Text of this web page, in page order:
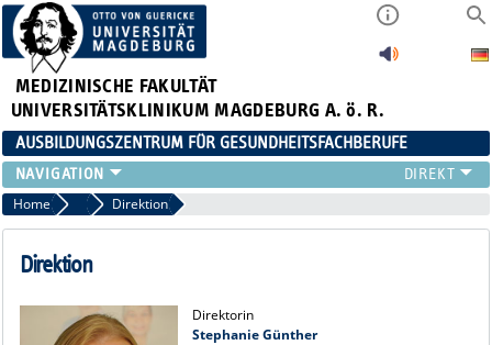
MEDIZINISCHE FAKULTÄT
UNIVERSITÄTSKLINIKUM MAGDEBURG A. ö. R.
AUSBILDUNGSZENTRUM FÜR GESUNDHEITSFACHBERUFE
AUSBILDUNG
FORT- UND WEITERBILDUNGEN
DUALES STUDIUM HEBAMMENWISSENSCHAFT
AZG INTERN
Home Team Direktion
Direktion
Direktorin
Stephanie Günther